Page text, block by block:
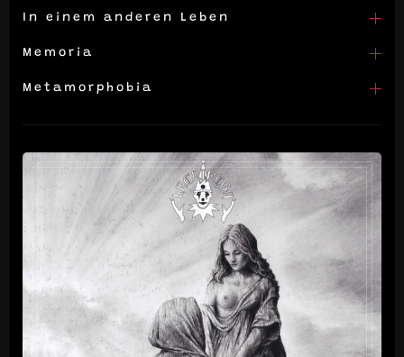
In einem anderen Leben
Memoria
Metamorphobia